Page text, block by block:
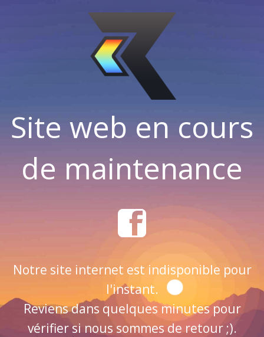
Site web en cours
de maintenance
Notre site internet est indisponible pour
l'instant.
Reviens dans quelques minutes pour
vérifier si nous sommes de retour ;).